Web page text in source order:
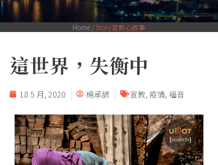
Home /Story宣教心故事
這世界，失衡中
18 5 月, 2020 楊承諺 宣教, 疫情, 福音